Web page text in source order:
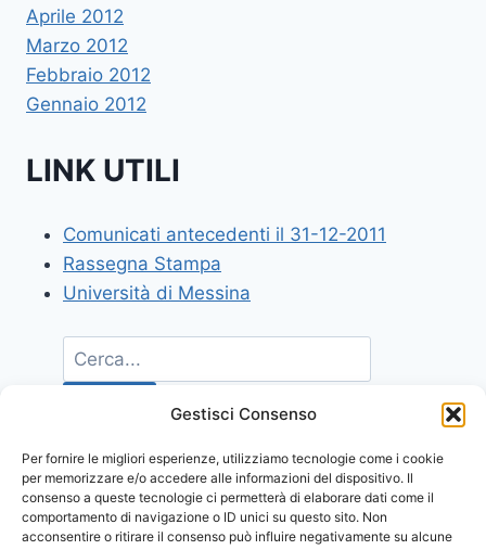
Gestisci Consenso
Per fornire le migliori esperienze, utilizziamo tecnologie come i cookie
per memorizzare e/o accedere alle informazioni del dispositivo. Il
consenso a queste tecnologie ci permetterà di elaborare dati come il
comportamento di navigazione o ID unici su questo sito. Non
acconsentire o ritirare il consenso può influire negativamente su alcune
Aprile 2012
Marzo 2012
Febbraio 2012
Gennaio 2012
LINK UTILI
Comunicati antecedenti il 31-12-2011
Rassegna Stampa
Università di Messina